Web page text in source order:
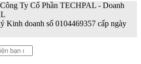
Ty Cổ Phần TECHPAL - Doanh
Kinh doanh số 0104469357 cấp ngày